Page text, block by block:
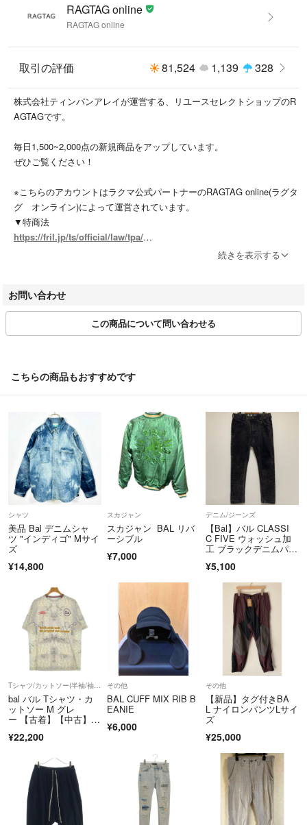
・D…汚れやダメージが目立つもの
商品以外に付属している袋や靴の箱等はコンディションには含まれており
ません。
また、汚れや破れ等の記載もしておりませんので予めご了承ください。
※新品同様では、裾上げ等お直しがしてある場合もございます。
#メンズ_RAGTAGonline
#bal_バル_メンズ_RAGTAGonline
こちらの商品はラクマ公式パートナーのRAGTAGによって出品されていま
す。
RAGTAG online
RAGTAG online
取引の評価 81,524 1,139 328
株式会社ティンパンアレイが運営する、リユースセレクトショップのR
AGTAGです。
毎日1,500~2,000点の新規商品をアップしています。
ぜひご覧ください！
※こちらのアカウントはラクマ公式パートナーのRAGTAG online(ラグタ
グ オンライン)によって運営されています。
▼特商法
https://fril.jp/ts/official/law/tpa/
T7010001074003
/ RAGTAGニュウマン高輪店 / RAGTAGルミネ池袋店 / RAGTAG下北沢
TAGなんばパークス店 / RAGTAG神戸店 / RAGTAG広島店 / RAGTAG広
島府中店 / RAGTAG福岡店 / RAGTAG福岡パルコ店 /
rt銀座店 / rt名古屋店
続きを表示する
お問い合わせ
この商品について問い合わせる
こちらの商品もおすすめです
シャツ
美品 Bal デニムシャ
ツ "インディゴ" Mサイ
ズ
¥14,800
スカジャン
スカジャン BAL リバ
ーシブル
¥7,000
デニム/ジーンズ
【Bal】バル CLASSI
C FIVE ウォッシュ加
工 ブラックデニムパン
¥5,100
bal バル Tシャツ・カ
ットソー M グレ
ー 【古着】【中古】
¥22,200
その他
BAL CUFF MIX RIB B
EANIE
¥6,000
その他
【新品】タグ付きBA
L ナイロンパンツLサイ
ズ
¥25,000